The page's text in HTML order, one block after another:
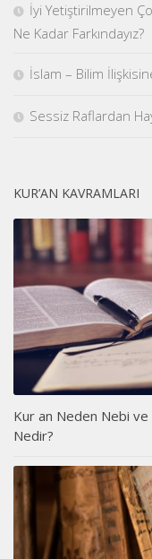
İyi Yetiştirilmeyen
Ne Kadar Farkındayız?
İslam – Bilim
Sessiz Raflardan
KUR’AN KAVRAMLARI
Kur an Neden Nebi ve
Nedir?